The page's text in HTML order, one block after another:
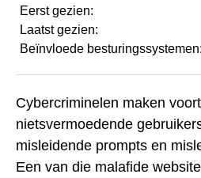
Eerst gezien:
Laatst gezien:
Beïnvloede besturingssystemen:
Cybercriminelen maken
nietsvermoedende
misleidende prompts en
Een van die malafide